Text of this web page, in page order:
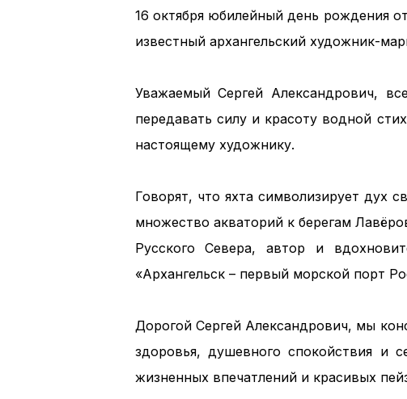
16 октября юбилейный день рождения
известный архангельский художник-
Уважаемый Сергей Александрович,
передавать силу и красоту водной
настоящему художнику.
Говорят, что яхта символизирует дух
множество акваторий к берегам
Русского Севера, автор и
«Архангельск – первый морской порт
Дорогой Сергей Александрович, мы
здоровья, душевного спокойствия и
жизненных впечатлений и красивых